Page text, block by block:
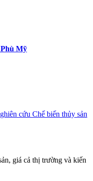
Mỹ
cứu Chế biến thủy sản
giá cả thị trường và kiến